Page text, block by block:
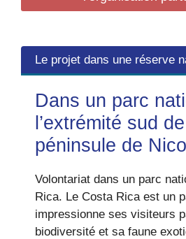
Le projet dans une réserve
Dans un parc
l’extrémité sud
péninsule de
Volontariat dans un parc
Rica. Le Costa Rica est un
impressionne ses visiteurs
biodiversité et sa faune